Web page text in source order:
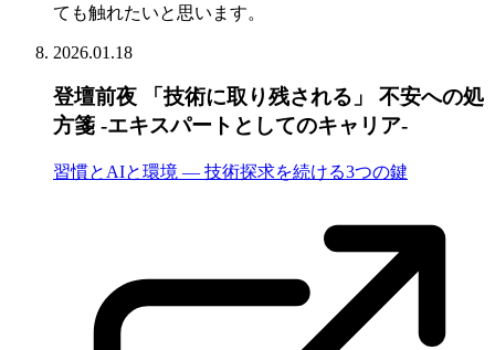
ても触れたいと思います。
2026.01.18
登壇前夜 「技術に取り残される」 不安への処
方箋 -エキスパートとしてのキャリア-
習慣とAIと環境 — 技術探求を続ける3つの鍵